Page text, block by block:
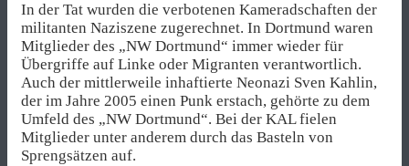
In der Tat wurden die verbotenen Kameradschaften der
militanten Naziszene zugerechnet. In Dortmund waren
Mitglieder des „NW Dortmund“ immer wieder für
Übergriffe auf Linke oder Migranten verantwortlich.
Auch der mittlerweile inhaftierte Neonazi Sven Kahlin,
der im Jahre 2005 einen Punk erstach, gehörte zu dem
Umfeld des „NW Dortmund“. Bei der KAL fielen
Mitglieder unter anderem durch das Basteln von
Sprengsätzen auf.